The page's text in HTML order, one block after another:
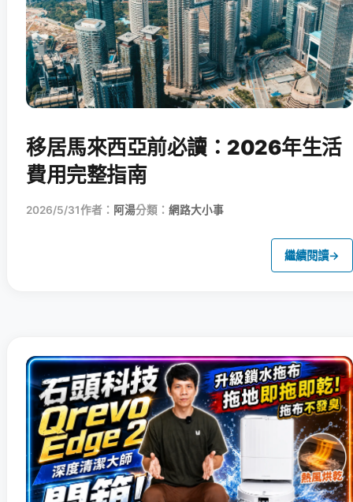
移居馬來西亞前必讀：2026年生活
費用完整指南
2026/5/31作者： 阿湯分類： 網路大小事
繼續閱讀→